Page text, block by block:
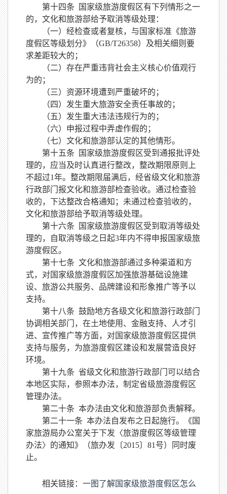
第十四条
国家级旅游度假区有下列情形之一
的，文化和旅游部给予取消等级处理：
（一）经检查或者复核，与国家标准《旅游
度假区等级划分》（GB/T26358）及相关细则要
求差距较大的；
（二）存在严重违背社会主义核心价值观行
为的；
（三）资源环境遭到严重破坏的；
（四）发生重大旅游安全责任事故的；
（五）发生重大违法违规行为的；
（六）申报过程中弄虚作假的；
（七）文化和旅游部认定的其他情形。
第十五条
国家级旅游度假区受到通报批评处
理的，应当及时认真进行整改，整改期限原则上
不超过1年。整改期限届满后，经省级文化和旅游
行政部门报文化和旅游部检查验收。通过检查验
收的，下达整改合格通知；未通过检查验收的，
文化和旅游部给予取消等级处理。
第十六条
国家级旅游度假区受到取消等级处
理的，自取消等级之日起3年内不得申报国家级旅
游度假区。
第十七条 文化和旅游部通过多种渠道和方
式，对国家级旅游度假区加强旅游基础设施建
设、旅游公共服务、品牌建设和形象推广等予以
支持。
第十八条 鼓励地方各级文化和旅游行政部门
协调相关部门，在土地使用、金融支持、人才引
进、宣传推广等方面，对国家级旅游度假区提供
支持与服务，为旅游度假区建设和发展营造良好
环境。
第十九条 省级文化和旅游行政部门可以结合
本地区实际，参照本办法，制定省级旅游度假区
管理办法。
第二十条 本办法由文化和旅游部负责解释。
第二十一条 本办法自发布之日起施行。《国
家旅游局办公室关于下发〈旅游度假区等级管理
办法〉的通知》（旅办发〔2015〕81号）同时废
止。
相关链接： 一图了解国家级旅游度假区怎么